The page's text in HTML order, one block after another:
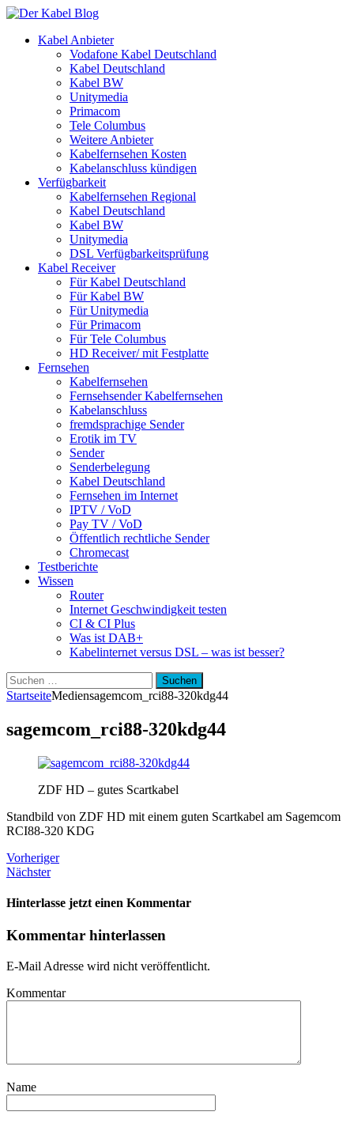
Kabel Anbieter
Vodafone Kabel Deutschland
Kabel Deutschland
Kabel BW
Unitymedia
Primacom
Tele Columbus
Weitere Anbieter
Kabelfernsehen Kosten
Kabelanschluss kündigen
Verfügbarkeit
Kabelfernsehen Regional
Kabel Deutschland
Kabel BW
Unitymedia
DSL Verfügbarkeitsprüfung
Kabel Receiver
Für Kabel Deutschland
Für Kabel BW
Für Unitymedia
Für Primacom
Für Tele Columbus
HD Receiver/ mit Festplatte
Fernsehen
Kabelfernsehen
Fernsehsender Kabelfernsehen
Kabelanschluss
fremdsprachige Sender
Erotik im TV
Sender
Senderbelegung
Kabel Deutschland
Fernsehen im Internet
IPTV / VoD
Pay TV / VoD
Öffentlich rechtliche Sender
Chromecast
Testberichte
Wissen
Router
Internet Geschwindigkeit testen
CI & CI Plus
Was ist DAB+
Kabelinternet versus DSL – was ist besser?
Suchen
nach:
StartseiteMediensagemcom_rci88-320kdg44
sagemcom_rci88-320kdg44
ZDF HD – gutes Scartkabel
Standbild von ZDF HD mit einem guten Scartkabel am Sagemcom
RCI88-320 KDG
Vorheriger
Nächster
Hinterlasse jetzt einen Kommentar
Kommentar hinterlassen
E-Mail Adresse wird nicht veröffentlicht.
Kommentar
Name